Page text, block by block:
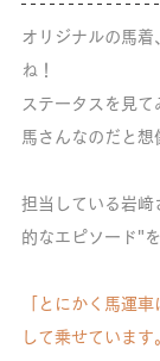
オリジナルの馬着
ね！
ステータスを見
馬さんなのだと想
担当している岩﨑
的なエピソード"
「とにかく馬運
して乗せています